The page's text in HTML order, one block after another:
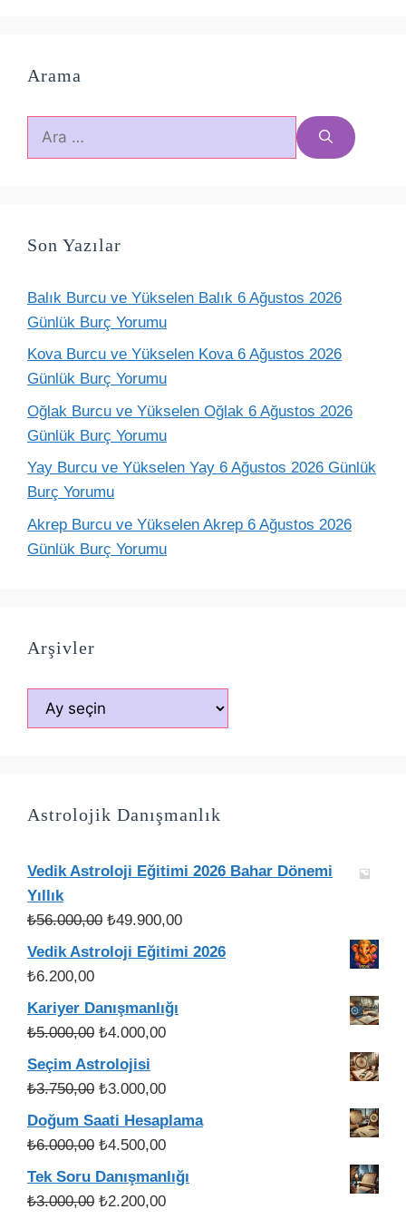
Arama
için
Son Yazılar
Balık Burcu ve Yükselen Balık 6 Ağustos 2026
Günlük Burç Yorumu
Kova Burcu ve Yükselen Kova 6 Ağustos 2026
Günlük Burç Yorumu
Oğlak Burcu ve Yükselen Oğlak 6 Ağustos 2026
Günlük Burç Yorumu
Yay Burcu ve Yükselen Yay 6 Ağustos 2026 Günlük
Burç Yorumu
Akrep Burcu ve Yükselen Akrep 6 Ağustos 2026
Günlük Burç Yorumu
Arşivler
Arşivler
Astrolojik Danışmanlık
Vedik Astroloji Eğitimi 2026 Bahar Dönemi
Yıllık
₺56.000,00 Orijinal
fiyat:
₺49.900,00Şu
andaki
Vedik Astroloji Eğitimi 2026
₺6.200,00
Kariyer Danışmanlığı
₺5.000,00 Orijinal
fiyat:
₺5.000,00.
₺4.000,00Şu
Seçim Astrolojisi
₺3.750,00 Orijinal
fiyat:
₺3.750,00.
₺3.000,00Şu
andaki
Doğum Saati Hesaplama
₺6.000,00 Orijinal
fiyat:
₺6.000,00.
₺4.500,00Şu
andaki
Tek Soru Danışmanlığı
₺3.000,00 Orijinal
₺2.200,00Şu